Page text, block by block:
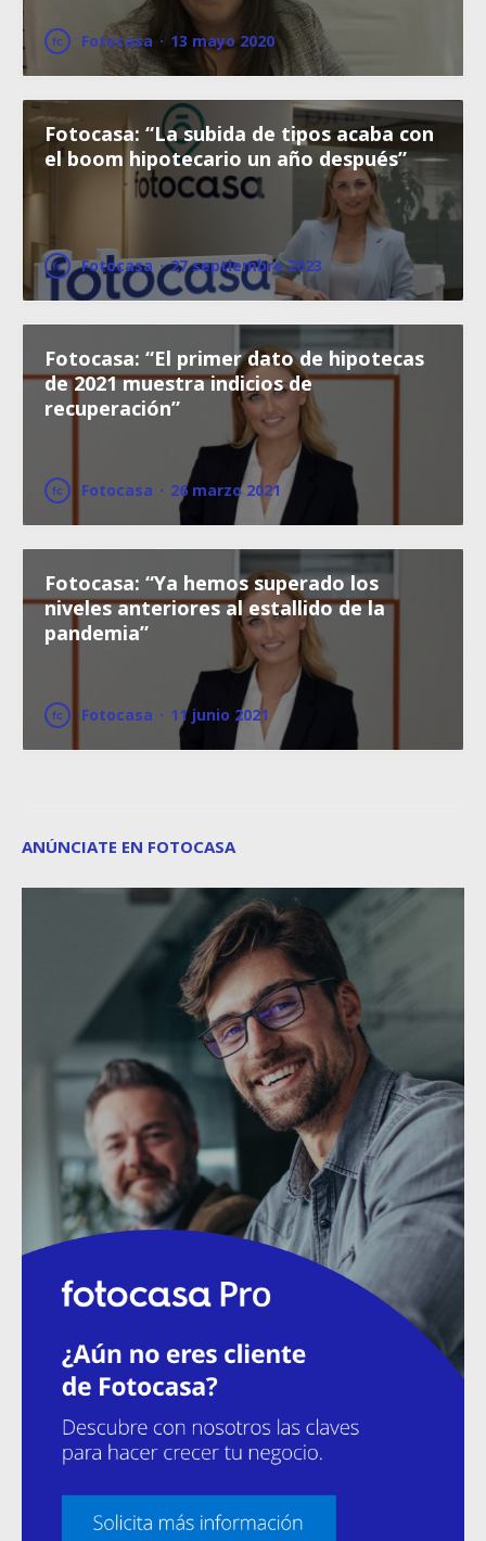
Fotocasa · 13 mayo 2020
Fotocasa: “La subida de tipos acaba con
el boom hipotecario un año después”
Fotocasa · 27 septiembre 2023
Fotocasa: “El primer dato de hipotecas
de 2021 muestra indicios de
recuperación”
Fotocasa · 26 marzo 2021
Fotocasa: “Ya hemos superado los
niveles anteriores al estallido de la
pandemia”
Fotocasa · 11 junio 2021
ANÚNCIATE EN FOTOCASA